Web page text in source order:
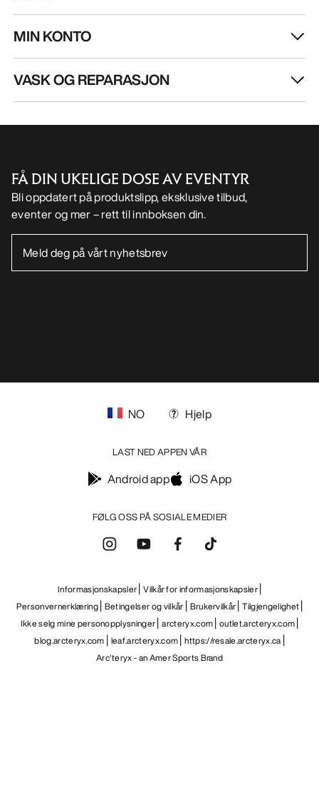
MIN KONTO
VASK OG REPARASJON
FÅ DIN UKELIGE DOSE AV EVENTYR
Bli oppdatert på produktslipp, eksklusive tilbud,
eventer og mer – rett til innboksen din.
FØLG OSS PÅ SOSIALE MEDIER
NO Hjelp
LAST NED APPEN VÅR
Android app iOS App
Informasjonskapsler Vilkår for informasjonskapsler
Personvernerklæring Betingelser og vilkår Brukervilkår Tilgjengelighet
Ikke selg mine personopplysninger arcteryx.com outlet.arcteryx.com
blog.arcteryx.com leaf.arcteryx.com https://resale.arcteryx.ca
Arc'teryx - an Amer Sports Brand